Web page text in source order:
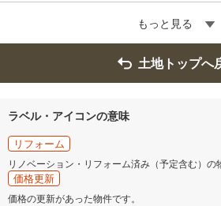
もっと見る
土地トップへ
ラベル・アイコンの意味
リフォーム
リノベーション・リフォーム済み（予定含む）の
価格更新
価格の更新があった物件です。